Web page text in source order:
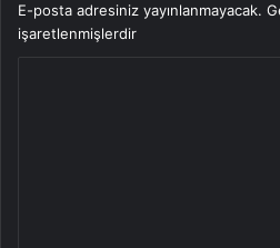
E-posta adresiniz yayınlanmayacak.
işaretlenmişlerdir